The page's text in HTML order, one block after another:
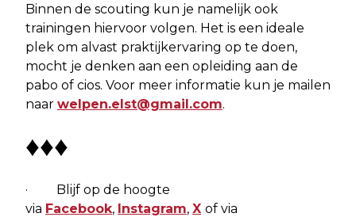
Binnen de scouting kun je namelijk ook
trainingen hiervoor volgen. Het is een ideale
plek om alvast praktijkervaring op te doen,
mocht je denken aan een opleiding aan de
pabo of cios. Voor meer informatie kun je mailen
naar welpen.elst@gmail.com.
♦♦♦
· Blijf op de hoogte
via Facebook, Instagram, X of via